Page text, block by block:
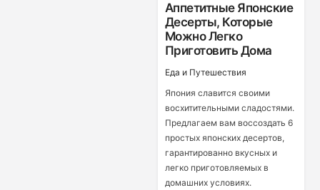
Аппетитные Японские
Десерты, Которые
Можно Легко
Приготовить Дома
Еда и Путешествия
Япония славится своими
восхитительными сладостями.
Предлагаем вам воссоздать 6
простых японских десертов,
гарантированно вкусных и
легко приготовляемых в
домашних условиях.